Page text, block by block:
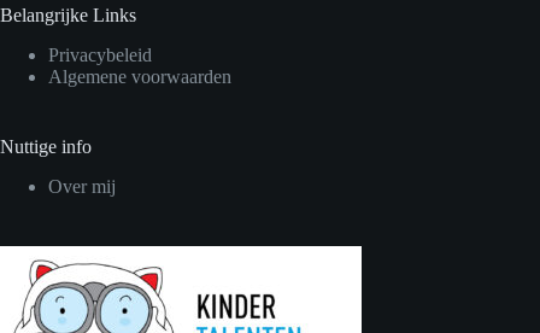
Belangrijke Links
Privacybeleid
Algemene voorwaarden
Nuttige info
Over mij